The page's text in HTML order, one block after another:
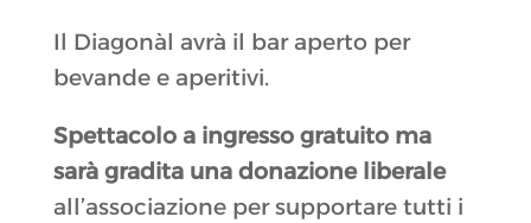
Il Diagonàl avrà il bar aperto per
bevande e aperitivi.
Spettacolo a ingresso gratuito ma
sarà gradita una donazione liberale
all’associazione per supportare tutti i